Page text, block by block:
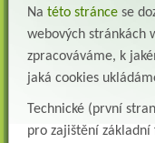
Všeobecná/praktická
Přidejte se k nám Do našeho
lůžkové oddělení následné a
Všeobecná sestra na plicní
SESTRA na oddělení
Na této stránce se
webových stránkách
zpracováváme, k
jaká cookies
Technické (první
pro zajištění